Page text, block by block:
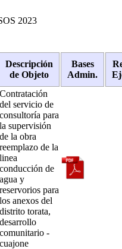
2023
Descripción
de Objeto
Bases
Admin.
Contratación
del servicio de
consultoría para
la supervisión
de la obra
reemplazo de la
linea
conducción de
agua y
reservorios para
los anexos del
distrito torata,
desarrollo
comunitario -
cuajone